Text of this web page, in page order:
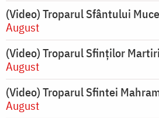
(Video) Troparul Sfântului
August
(Video) Troparul Sfinților
August
(Video) Troparul Sfintei
August